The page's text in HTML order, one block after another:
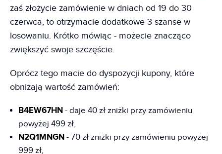
zaś złożycie zamówienie w dniach od 19 do 30
czerwca, to otrzymacie dodatkowe 3 szanse w
losowaniu. Krótko mówiąc - możecie znacząco
zwiększyć swoje szczęście.
Oprócz tego macie do dyspozycji kupony, które
obniżają wartość zamówień:
B4EW67HN - daje 40 zł zniżki przy zamówieniu
powyżej 499 zł,
N2Q1MNGN - 70 zł zniżki przy zamówieniu powyżej
999 zł,